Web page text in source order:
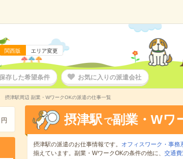
関西版 エリア変更
存した希望条件 お気に入りの派遣会社
摂津駅周辺 副業・WワークOKの派遣の仕事一覧
円 摂津駅 で副業・Wワ
摂津駅の派遣のお仕事情報です。 オフィスワーク・事務
揃えています。副業・WワークOKの条件の他に、 交通費